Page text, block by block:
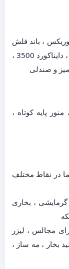
، باند فلش
خور ، ساب ، دایناکورد 1800 ، دایناکورد 2400 ، دایناکورد 3500 ،
و صندلی
پایه کوتاه ،
در نقاط مختلف
، بخاری
مجالس ، لیزر
بخار ، مه ساز ،